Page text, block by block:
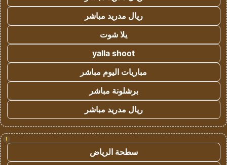
ريال مدريد مباشر
يلا شوت
yalla shoot
مباريات اليوم مباشر
برشلونة مباشر
ريال مدريد مباشر
!
سطحة الرياض